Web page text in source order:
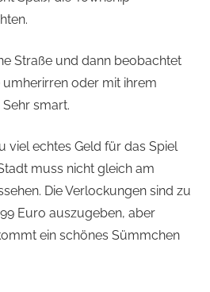
Straße und dann beobachtet
umherirren oder mit ihrem
smart.
viel echtes Geld für das Spiel
muss nicht gleich am
Die Verlockungen sind zu
Euro auszugeben, aber
ein schönes Sümmchen